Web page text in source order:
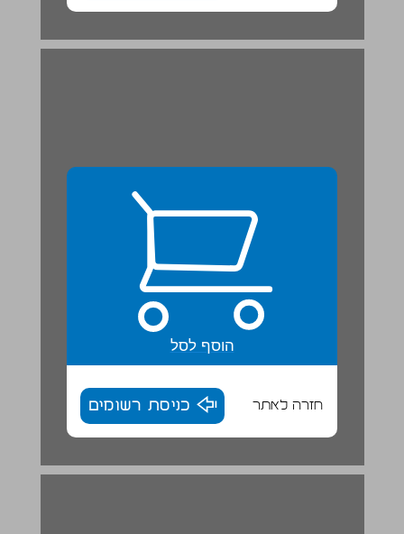
הוסף לסל
חזרה לאתר כניסת רשומים
אדון הסליחות ... 20